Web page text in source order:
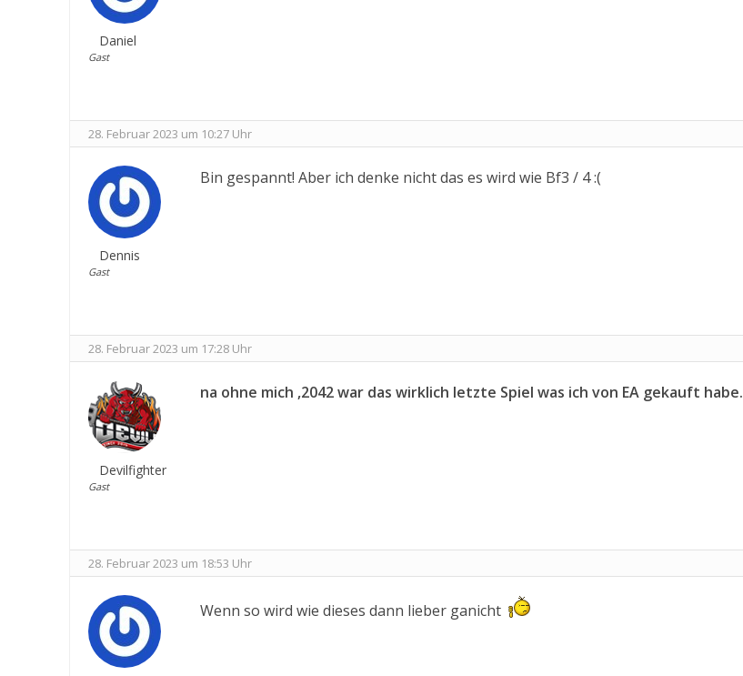
Daniel
Gast
28. Februar 2023 um 10:27 Uhr
Dennis
Gast
Bin gespannt! Aber ich denke nicht das es wird wie Bf3 / 4 :(
28. Februar 2023 um 17:28 Uhr
Devilfighter
Gast
na ohne mich ,2042 war das wirklich letzte Spiel was ich von EA gekauft habe.
28. Februar 2023 um 18:53 Uhr
Wenn so wird wie dieses dann lieber ganicht